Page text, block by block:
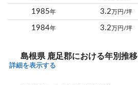
1985年 3.2 万円/坪
1984年 3.2 万円/坪
島根県 鹿足郡における年別推移
詳細を表示する